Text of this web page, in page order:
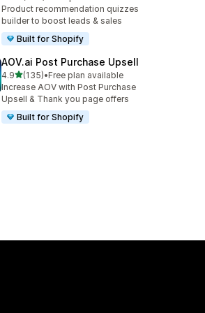
Product recommendation quizzes
builder to boost leads & sales
Built for Shopify
AOV.ai Post Purchase Upsell
4.9เต็ม 5 ดาว
(135)
ทั้งหมด 135 รีวิว
•Free plan available
Increase AOV with Post Purchase
Upsell & Thank you page offers
Built for Shopify